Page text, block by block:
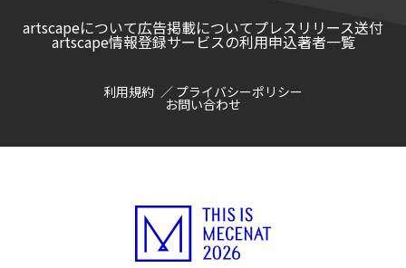
artscapeについて広告掲載についてプレスリリース送付
artscape情報登録サービスの利用申込著者一覧
利用規約 プライバシーポリシー
お問い合わせ